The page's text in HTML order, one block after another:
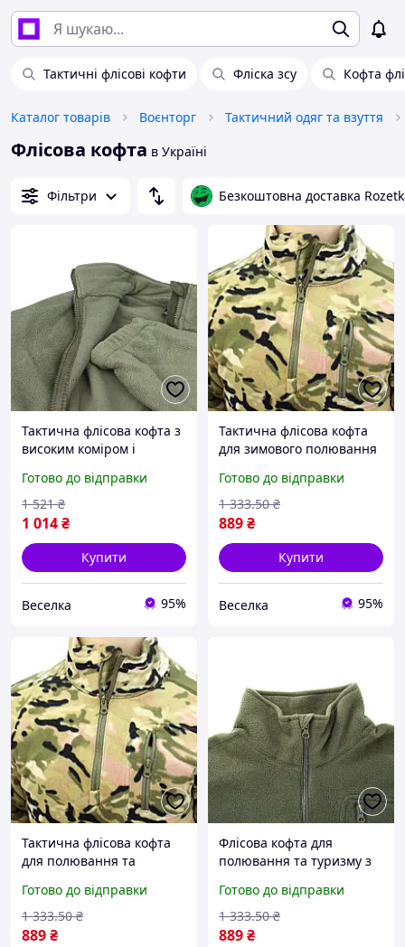
Тактичні флісові кофти Фліска зсу Кофта
Каталог товарів Воєнторг Тактичний одяг та взуття
Флісова кофта в Україні
Фільтри Безкоштовна доставка
Тактична флісова кофта з
високим коміром і
активного відпочинку
FLAME
Готово до відправки
1 014₴
1 521 ₴
Купити
Веселка 95%
Тактична флісова кофта
для зимового полювання
утеплювачем і кишенею
на блискавці FLAME
Готово до відправки
889₴
1 333.50 ₴
Купити
Веселка 95%
Тактична флісова кофта
для полювання та
кроєм і кишенею на
блискавці FLAME
Готово до відправки
889₴
1 333.50 ₴
Флісова кофта для
полювання та туризму з
кишенею для чоловіків і
жінок зелена FLAME
Готово до відправки
889₴
1 333.50 ₴